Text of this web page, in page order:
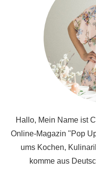
Hallo, Mein Name ist
Online-Magazin "Pop
ums Kochen,
komme aus